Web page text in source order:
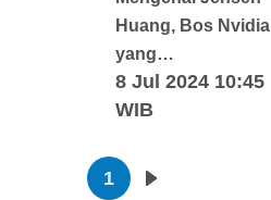
Huang, Bos Nvidia
yang…
8 Jul 2024 10:45
WIB
Pagination
1 Next page